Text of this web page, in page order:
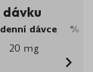
dávku
dávce
%
20 mg